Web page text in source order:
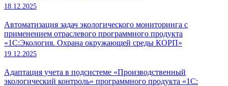
18.12.2025
Автоматизация задач экологического мониторинга с
применением отраслевого программного продукта
«1С:Экология. Охрана окружающей среды КОРП»
19.12.2025
Адаптация учета в подсистеме «Производственный
экологический контроль» программного продукта «1С: